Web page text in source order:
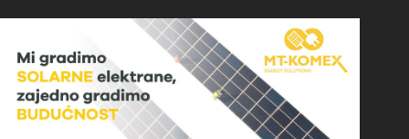
to